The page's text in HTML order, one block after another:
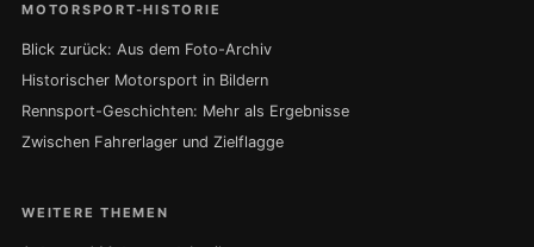
MOTORSPORT-HISTORIE
Blick zurück: Aus dem Foto-Archiv
Historischer Motorsport in Bildern
Rennsport-Geschichten: Mehr als Ergebnisse
Zwischen Fahrerlager und Zielflagge
WEITERE THEMEN